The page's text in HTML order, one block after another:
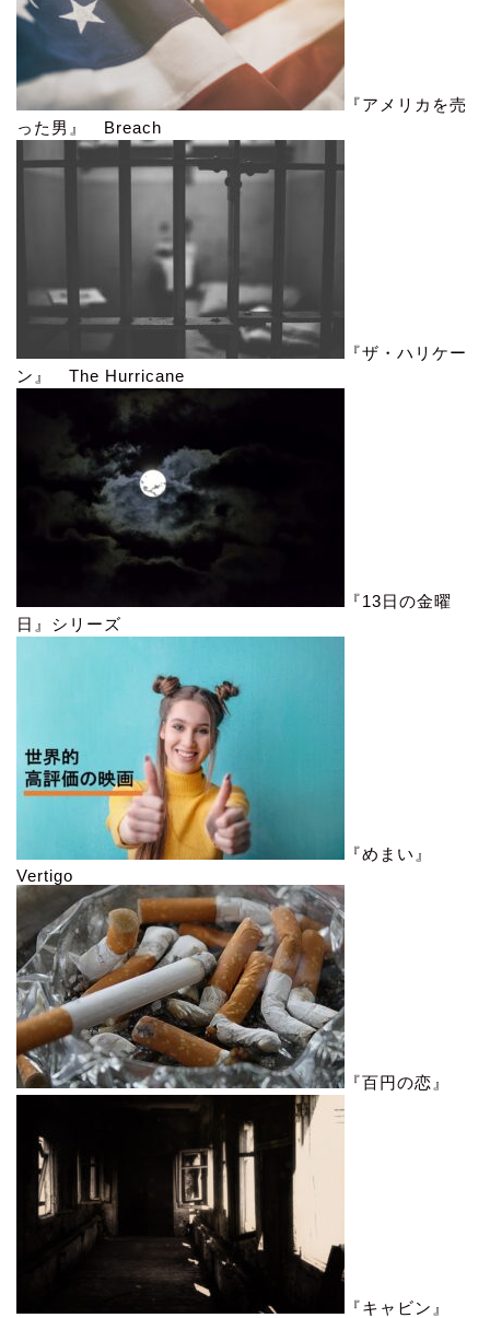
『アメリカを売
った男』 Breach
『ザ・ハリケー
ン』 The Hurricane
『13日の金曜
日』シリーズ
『めまい』
Vertigo
『百円の恋』
『キャビン』